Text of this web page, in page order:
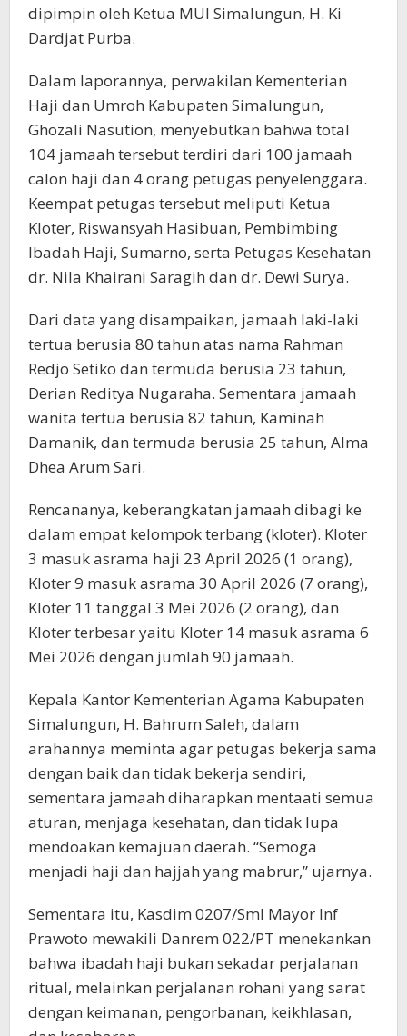
dipimpin oleh Ketua MUI Simalungun, H. Ki
Dardjat Purba.
Dalam laporannya, perwakilan Kementerian
Haji dan Umroh Kabupaten Simalungun,
Ghozali Nasution, menyebutkan bahwa total
104 jamaah tersebut terdiri dari 100 jamaah
calon haji dan 4 orang petugas penyelenggara.
Keempat petugas tersebut meliputi Ketua
Kloter, Riswansyah Hasibuan, Pembimbing
Ibadah Haji, Sumarno, serta Petugas Kesehatan
dr. Nila Khairani Saragih dan dr. Dewi Surya.
Dari data yang disampaikan, jamaah laki-laki
tertua berusia 80 tahun atas nama Rahman
Redjo Setiko dan termuda berusia 23 tahun,
Derian Reditya Nugaraha. Sementara jamaah
wanita tertua berusia 82 tahun, Kaminah
Damanik, dan termuda berusia 25 tahun, Alma
Dhea Arum Sari.
Rencananya, keberangkatan jamaah dibagi ke
dalam empat kelompok terbang (kloter). Kloter
3 masuk asrama haji 23 April 2026 (1 orang),
Kloter 9 masuk asrama 30 April 2026 (7 orang),
Kloter 11 tanggal 3 Mei 2026 (2 orang), dan
Kloter terbesar yaitu Kloter 14 masuk asrama 6
Mei 2026 dengan jumlah 90 jamaah.
Kepala Kantor Kementerian Agama Kabupaten
Simalungun, H. Bahrum Saleh, dalam
arahannya meminta agar petugas bekerja sama
dengan baik dan tidak bekerja sendiri,
sementara jamaah diharapkan mentaati semua
aturan, menjaga kesehatan, dan tidak lupa
mendoakan kemajuan daerah. “Semoga
menjadi haji dan hajjah yang mabrur,” ujarnya.
Sementara itu, Kasdim 0207/Sml Mayor Inf
Prawoto mewakili Danrem 022/PT menekankan
bahwa ibadah haji bukan sekadar perjalanan
ritual, melainkan perjalanan rohani yang sarat
dengan keimanan, pengorbanan, keikhlasan,